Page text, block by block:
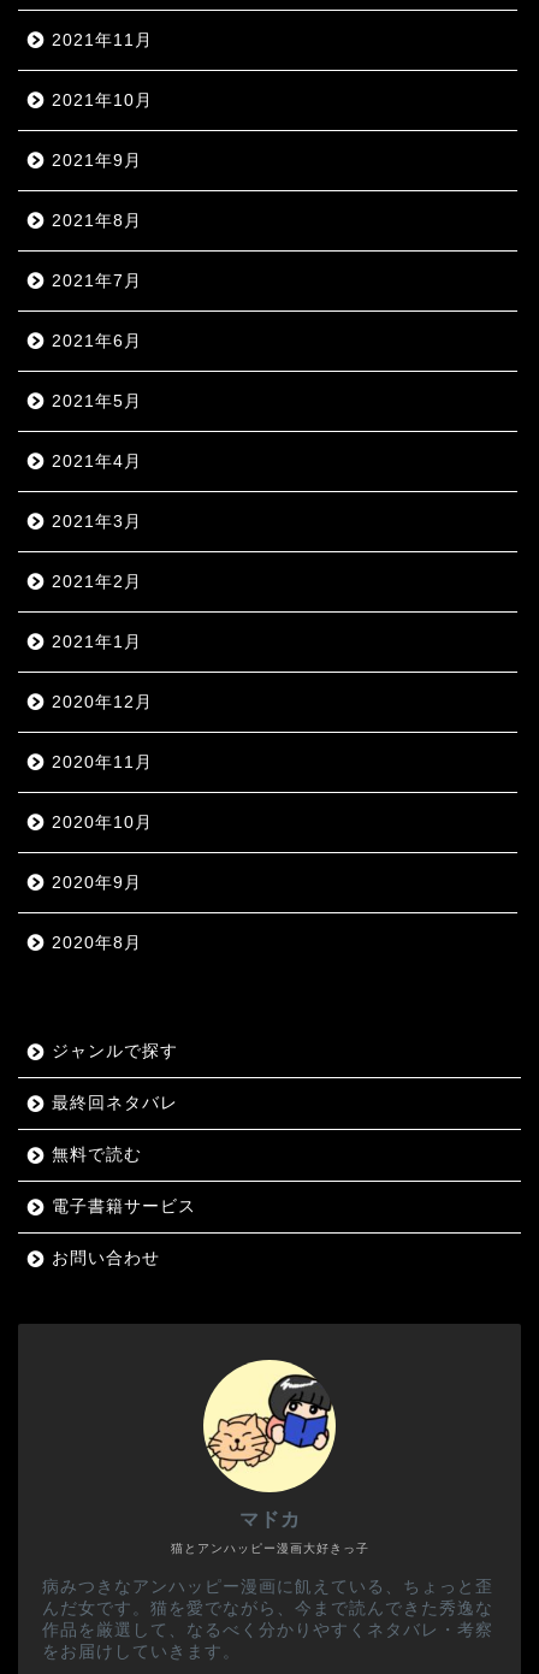
2021年11月
2021年10月
2021年9月
2021年8月
2021年7月
2021年6月
2021年5月
2021年4月
2021年3月
2021年2月
2021年1月
2020年12月
2020年11月
2020年10月
2020年9月
2020年8月
ジャンルで探す
最終回ネタバレ
無料で読む
電子書籍サービス
お問い合わせ
猫とアンハッピー漫画大好きっ子
マドカ
病みつきなアンハッピー漫画に飢えている、ちょっと歪
んだ女です。猫を愛でながら、今まで読んできた秀逸な
作品を厳選して、なるべく分かりやすくネタバレ・考察
をお届けしていきます。